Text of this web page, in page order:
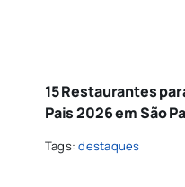
15 Restaurantes
Pais 2026 em São
Tags:destaques